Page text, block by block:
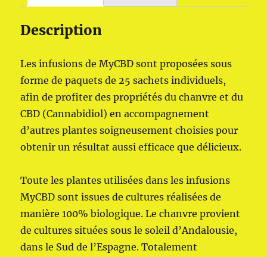
Description
Les infusions de MyCBD sont proposées sous
forme de paquets de 25 sachets individuels,
afin de profiter des propriétés du chanvre et du
CBD (Cannabidiol) en accompagnement
d’autres plantes soigneusement choisies pour
obtenir un résultat aussi efficace que délicieux.
Toute les plantes utilisées dans les infusions
MyCBD sont issues de cultures réalisées de
manière 100% biologique. Le chanvre provient
de cultures situées sous le soleil d’Andalousie,
dans le Sud de l’Espagne. Totalement